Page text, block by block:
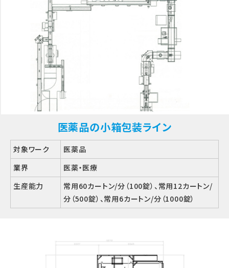
医薬品の小箱包装ライン
対象ワーク
医薬品
業界
医薬・医療
生産能力
常用60カートン/分（100錠）、常用12カートン/
分（500錠）、常用6カートン/分（1000錠）